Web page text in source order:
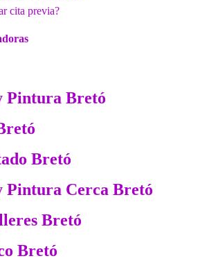
cita previa?
Pintura Bretó
Bretó
Pintura Cerca Bretó
Bretó
Bretó